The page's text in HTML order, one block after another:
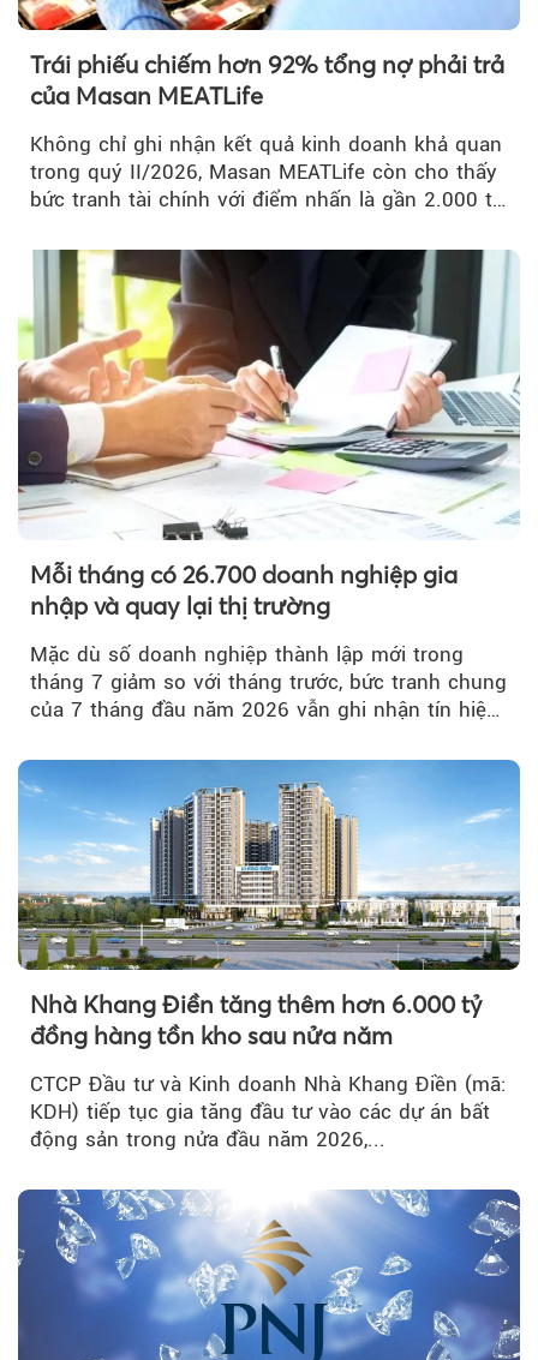
Trái phiếu chiếm hơn 92% tổng nợ phải trả
của Masan MEATLife
Không chỉ ghi nhận kết quả kinh doanh khả quan
trong quý II/2026, Masan MEATLife còn cho thấy
bức tranh tài chính với điểm nhấn là gần 2.000 tỷ
Mỗi tháng có 26.700 doanh nghiệp gia
nhập và quay lại thị trường
Mặc dù số doanh nghiệp thành lập mới trong
tháng 7 giảm so với tháng trước, bức tranh chung
của 7 tháng đầu năm 2026 vẫn ghi nhận tín hiệu
Nhà Khang Điền tăng thêm hơn 6.000 tỷ
đồng hàng tồn kho sau nửa năm
CTCP Đầu tư và Kinh doanh Nhà Khang Điền (mã:
KDH) tiếp tục gia tăng đầu tư vào các dự án bất
động sản trong nửa đầu năm 2026,...